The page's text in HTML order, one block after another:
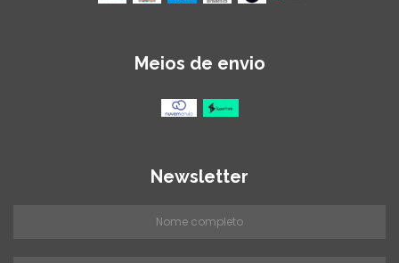
Meios de envio
Newsletter